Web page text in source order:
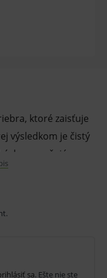
ktoré zaisťuje
výsledkom je čistý
vyznačujú sa
titánu a medi.
sa. Ešte nie ste